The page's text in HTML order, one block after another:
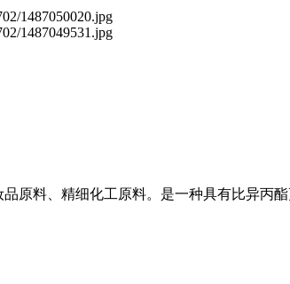
原料、精细化工原料。是一种具有比异丙